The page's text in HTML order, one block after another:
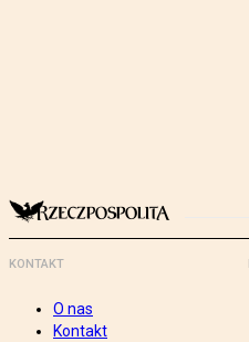
KONTAKT
O nas
Kontakt